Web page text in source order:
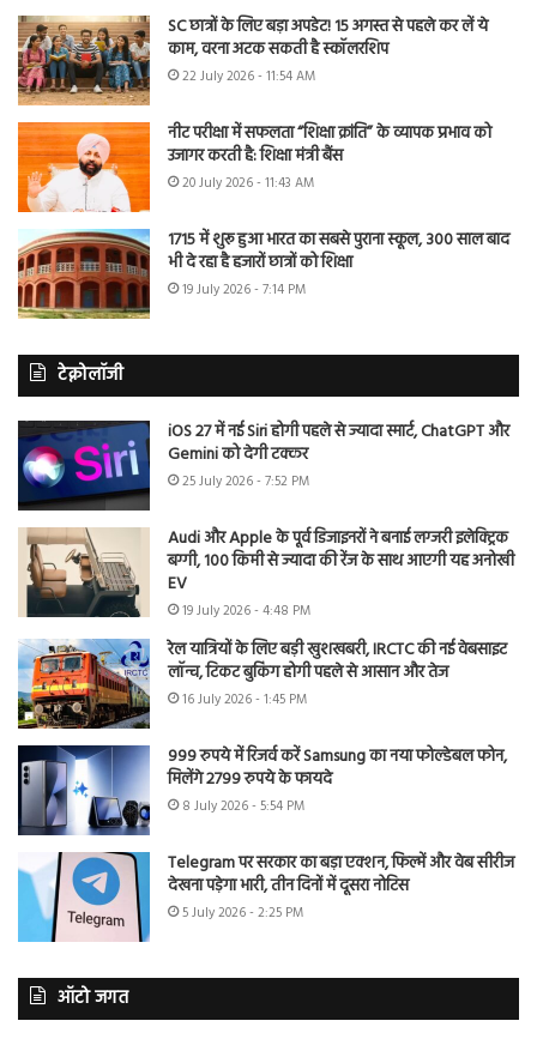
SC छात्रों के लिए बड़ा अपडेट! 15 अगस्त से पहले कर लें ये
काम, वरना अटक सकती है स्कॉलरशिप
22 July 2026 - 11:54 AM
नीट परीक्षा में सफलता “शिक्षा क्रांति” के व्यापक प्रभाव को
उजागर करती है: शिक्षा मंत्री बैंस
20 July 2026 - 11:43 AM
1715 में शुरू हुआ भारत का सबसे पुराना स्कूल, 300 साल बाद
भी दे रहा है हजारों छात्रों को शिक्षा
19 July 2026 - 7:14 PM
टेक्नोलॉजी
iOS 27 में नई Siri होगी पहले से ज्यादा स्मार्ट, ChatGPT और
Gemini को देगी टक्कर
25 July 2026 - 7:52 PM
Audi और Apple के पूर्व डिजाइनरों ने बनाई लग्जरी इलेक्ट्रिक
बग्गी, 100 किमी से ज्यादा की रेंज के साथ आएगी यह अनोखी
EV
19 July 2026 - 4:48 PM
रेल यात्रियों के लिए बड़ी खुशखबरी, IRCTC की नई वेबसाइट
लॉन्च, टिकट बुकिंग होगी पहले से आसान और तेज
16 July 2026 - 1:45 PM
999 रुपये में रिजर्व करें Samsung का नया फोल्डेबल फोन,
मिलेंगे 2799 रुपये के फायदे
8 July 2026 - 5:54 PM
Telegram पर सरकार का बड़ा एक्शन, फिल्में और वेब सीरीज
देखना पड़ेगा भारी, तीन दिनों में दूसरा नोटिस
5 July 2026 - 2:25 PM
ऑटो जगत